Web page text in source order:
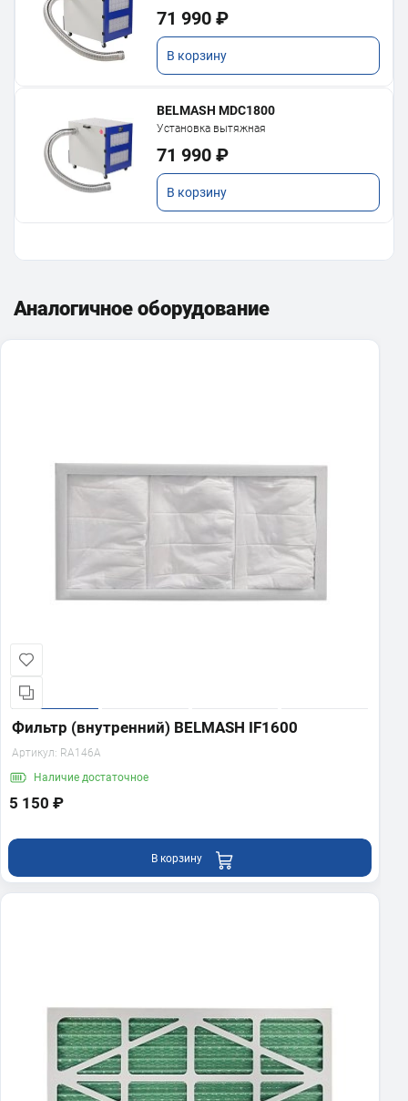
71 990 ₽
В корзину
BELMASH MDC1800
Установка вытяжная
71 990 ₽
В корзину
Аналогичное оборудование
Фильтр (внутренний) BELMASH IF1600
Артикул: RA146A
Наличие достаточное
5 150 ₽
В корзину